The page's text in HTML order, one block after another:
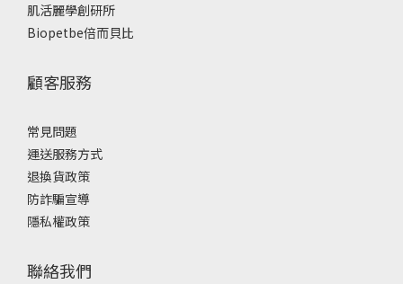
肌活麗學創研所
Biopetbe倍而貝比
顧客服務
常見問題
運送服務方式
退換貨政策
防詐騙宣導
隱私權政策
聯絡我們